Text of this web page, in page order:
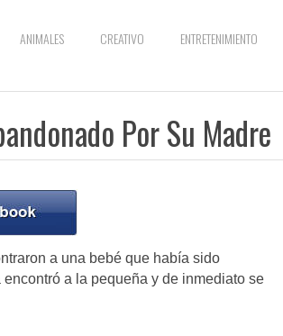
ANIMALES CREATIVO ENTRETENIMIENTO
Por Su Madre
a una bebé que había sido
a la pequeña y de inmediato se